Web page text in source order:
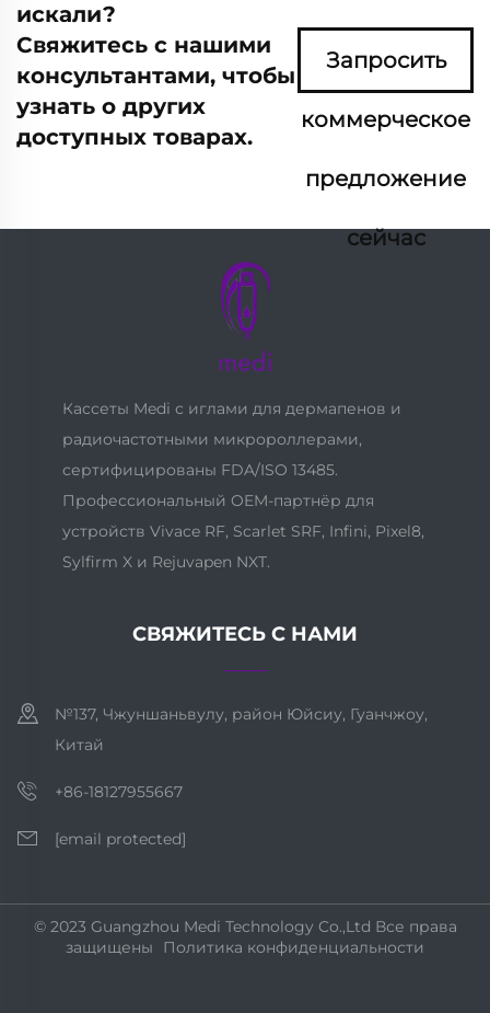
искали?
Свяжитесь с нашими
консультантами, чтобы
узнать о других
доступных товарах.
Запросить
коммерческое
предложение
сейчас
Кассеты Medi с иглами для дермапенов и
радиочастотными микророллерами,
сертифицированы FDA/ISO 13485.
Профессиональный OEM-партнёр для
устройств Vivace RF, Scarlet SRF, Infini, Pixel8,
Sylfirm X и Rejuvapen NXT.
СВЯЖИТЕСЬ С НАМИ
№137, Чжуншаньвулу, район Юйсиу, Гуанчжоу,
Китай
+86-18127955667
[email protected]
© 2023 Guangzhou Medi Technology Co.,Ltd Все права
защищены
Политика конфиденциальности